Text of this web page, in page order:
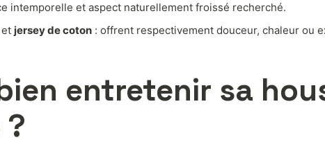
intemporelle et aspect naturellement froissé recherché.
et jersey de coton : offrent respectivement douceur, chaleur ou
entretenir sa